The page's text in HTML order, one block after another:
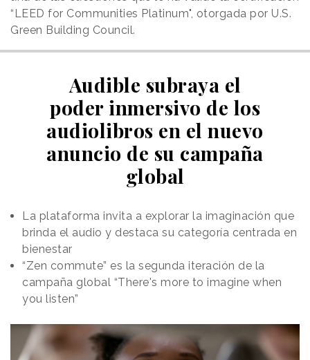
“LEED for Communities Platinum", otorgada por U.S.
Green Building Council.
Audible subraya el
poder inmersivo de los
audiolibros en el nuevo
anuncio de su campaña
global
La plataforma invita a explorar la imaginación que
brinda el audio y destaca su categoría centrada en
bienestar
“Zen commute” es la segunda iteración de la
campaña global “There's more to imagine when
you listen”